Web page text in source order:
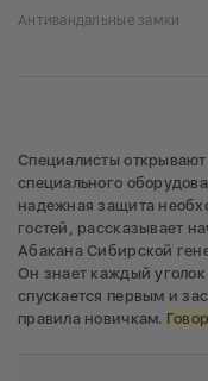
Антивандальные замки
Специалисты
специального
надежная защита
гостей, рассказывает
Абакана Сибирской
Он знает каждый
спускается первым и
правила новичкам.